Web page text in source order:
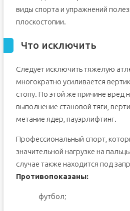
виды спорта и упражнений
плоскостопии.
Что исключить
Следует исключить тяжелую
многократно усиливается
стопу. По этой же причине вред
выполнение становой тяги,
метание ядер, пауэрлифтинг.
Профессиональный спорт,
значительной нагрузке на
случае также находится под
Противопоказаны:
футбол;